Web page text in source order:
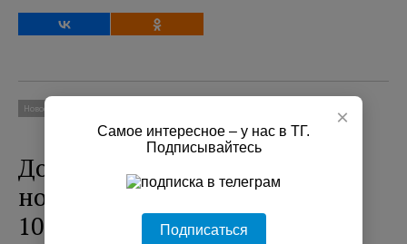
Новости
До +8 градусов похолодает
ночью местами в Ленобласти
10 августа
×
Самое интересное – у нас в ТГ.
Подписывайтесь
Подписаться